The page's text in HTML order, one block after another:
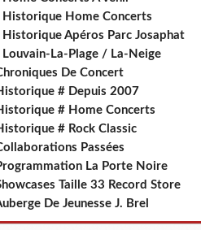
Home Concerts
Apéros Parc Josaphat
La-Plage / La-Neige
De Concert
# Depuis 2007
# Home Concerts
# Rock Classic
Passées
La Porte Noire
Taille 33 Record Store
De Jeunesse J. Brel